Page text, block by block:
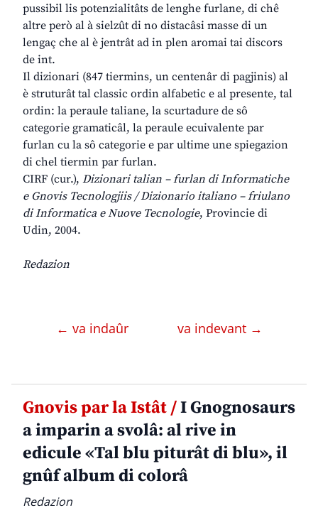
pussibil lis potenzialitâts de lenghe furlane, di chê
altre però al à sielzût di no distacâsi masse di un
lengaç che al è jentrât ad in plen aromai tai discors
de int.
Il dizionari (847 tiermins, un centenâr di pagjinis) al
è struturât tal classic ordin alfabetic e al presente, tal
ordin: la peraule taliane, la scurtadure de sô
categorie gramaticâl, la peraule ecuivalente par
furlan cu la sô categorie e par ultime une spiegazion
di chel tiermin par furlan.
CIRF (cur.), Dizionari talian – furlan di Informatiche
e Gnovis Tecnologjiis / Dizionario italiano – friulano
di Informatica e Nuove Tecnologie, Provincie di
Udin, 2004.
Redazion
← va indaûr va indevant →
Gnovis par la Istât /I Gnognosaurs
a imparin a svolâ: al rive in
edicule «Tal blu piturât di blu», il
gnûf album di colorâ
Redazion